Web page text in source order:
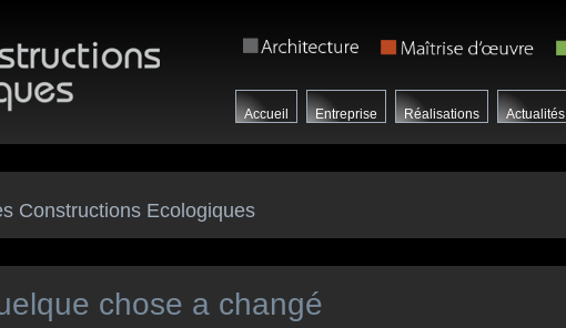
Accueil Entreprise Réalisations Actualités
Constructions Ecologiques
chose a changé